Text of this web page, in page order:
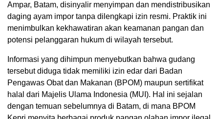
Ampar, Batam, disinyalir menyimpan dan mendistribusikan
daging ayam impor tanpa dilengkapi izin resmi. Praktik ini
menimbulkan kekhawatiran akan keamanan pangan dan
potensi pelanggaran hukum di wilayah tersebut.
Informasi yang dihimpun menyebutkan bahwa gudang
tersebut diduga tidak memiliki izin edar dari Badan
Pengawas Obat dan Makanan (BPOM) maupun sertifikat
halal dari Majelis Ulama Indonesia (MUI). Hal ini sejalan
dengan temuan sebelumnya di Batam, di mana BPOM